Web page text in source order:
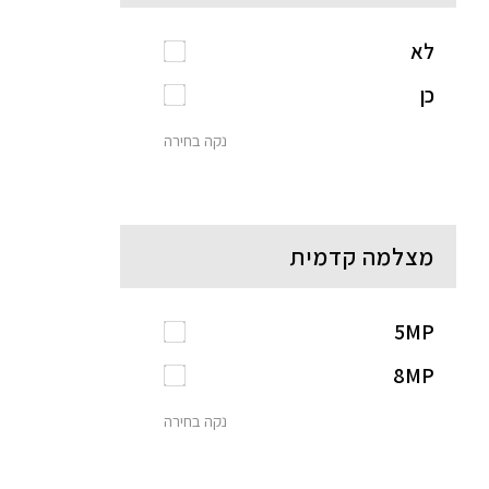
לא
כן
נקה בחירה
מצלמה קדמית
5MP
8MP
נקה בחירה